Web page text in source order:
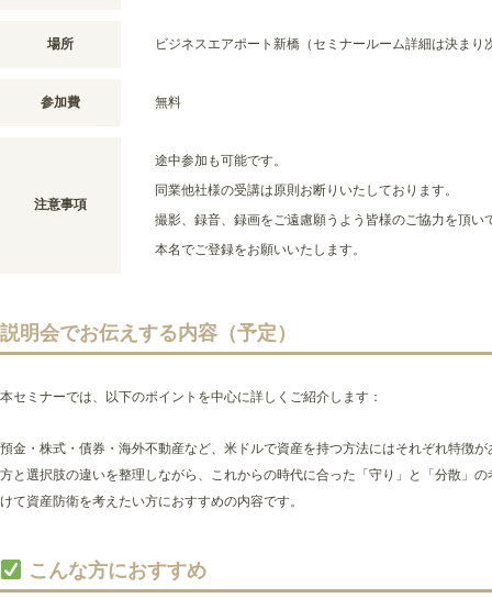
場所 ビジネスエアポート新橋（セミナールーム詳細は決まり
参加費 無料
注意事項
途中参加も可能です。
同業他社様の受講は原則お断りいたしております。
撮影、録音、録画をご遠慮願うよう皆様のご協力を頂い
本名でご登録をお願いいたします。
説明会でお伝えする内容（予定）
本セミナーでは、以下のポイントを中心に詳しくご紹介します：
預金・株式・債券・海外不動産など、米ドルで資産を持つ方法にはそれぞれ特徴
方と選択肢の違いを整理しながら、これからの時代に合った「守り」と「分散」
けて資産防衛を考えたい方におすすめの内容です。
こんな方におすすめ